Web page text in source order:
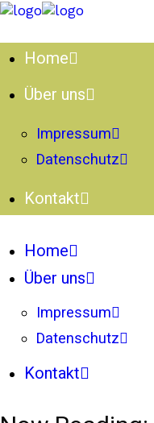
Home
Über uns
Impressum
Datenschutz
Kontakt
Home
Über uns
Impressum
Datenschutz
Kontakt